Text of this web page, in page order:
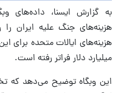
به گزارش ایسنا، داده‌های
هزینه‌های جنگ علیه ایران
میلیارد دلار فراتر رفته است.
این وبگاه توضیح می‌دهد که